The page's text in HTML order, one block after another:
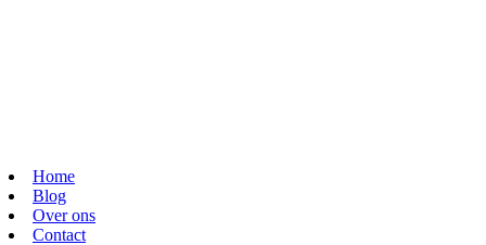
Home
Blog
Over ons
Contact